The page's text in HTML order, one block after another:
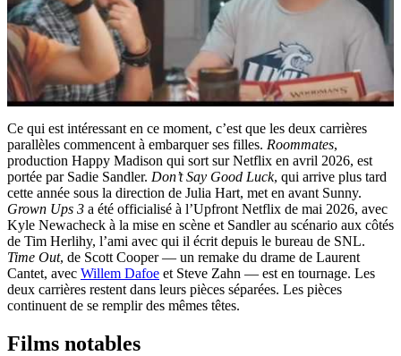
Ce qui est intéressant en ce moment, c’est que les deux carrières
parallèles commencent à embarquer ses filles. Roommates,
production Happy Madison qui sort sur Netflix en avril 2026, est
portée par Sadie Sandler. Don’t Say Good Luck, qui arrive plus tard
cette année sous la direction de Julia Hart, met en avant Sunny.
Grown Ups 3 a été officialisé à l’Upfront Netflix de mai 2026, avec
Kyle Newacheck à la mise en scène et Sandler au scénario aux côtés
de Tim Herlihy, l’ami avec qui il écrit depuis le bureau de SNL.
Time Out, de Scott Cooper — un remake du drame de Laurent
Cantet, avec Willem Dafoe et Steve Zahn — est en tournage. Les
deux carrières restent dans leurs pièces séparées. Les pièces
continuent de se remplir des mêmes têtes.
Films notables